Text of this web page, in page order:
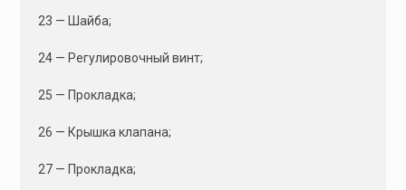
23 — Шайба;
24 — Регулировочный винт;
25 — Прокладка;
26 — Крышка клапана;
27 — Прокладка;